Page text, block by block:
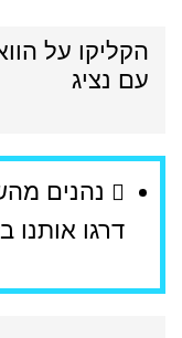
הקליקו על
עם נציג
נהנים
דרגו אותנו